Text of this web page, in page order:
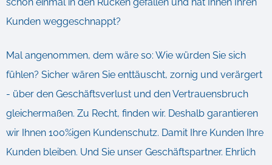
schon einmal in den Rücken gefallen und hat Ihnen Ihren
Kunden weggeschnappt?
Mal angenommen, dem wäre so: Wie würden Sie sich
fühlen? Sicher wären Sie enttäuscht, zornig und verärgert
- über den Geschäftsverlust und den Vertrauensbruch
gleichermaßen. Zu Recht, finden wir. Deshalb garantieren
wir Ihnen 100%igen Kundenschutz. Damit Ihre Kunden Ihre
Kunden bleiben. Und Sie unser Geschäftspartner. Ehrlich